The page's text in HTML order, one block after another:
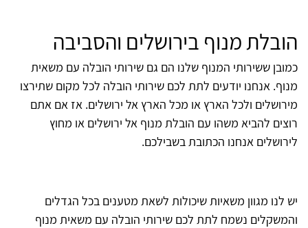
הובלת מנוף בירושלים והסביבה
כמובן ששירותי המנוף שלנו הם גם שירותי הובלה עם משאית
מנוף. אנחנו יודעים לתת לכם שירותי הובלה לכל מקום שתירצו
מירושלים ולכל הארץ או מכל הארץ אל ירושלים. אז אם אתם
רוצים להביא משהו עם הובלת מנוף אל ירושלים או מחוץ
לירושלים אנחנו הכתובת בשבילכם.
יש לנו מגוון משאיות שיכולות לשאת מטענים בכל הגדלים
והמשקלים נשמח לתת לכם שירותי הובלה עם משאית מנוף